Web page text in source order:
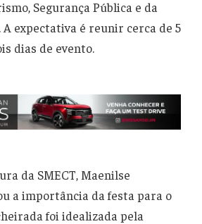
Segurança Pública e da
expectativa é reunir cerca de 5
dias de evento.
da SMECT, Maenilse
a importância da festa para o
foi idealizada pela